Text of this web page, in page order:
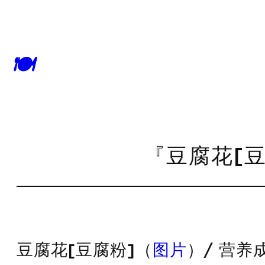
🍽
『豆腐花[
豆腐花[豆腐粉]（ 图片 ）/ 营养